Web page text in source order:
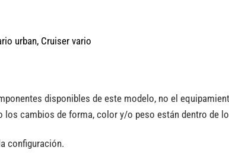
urban, Cruiser vario
disponibles de este modelo, no el
cambios de forma, color y/o peso están dentro de
configuración.